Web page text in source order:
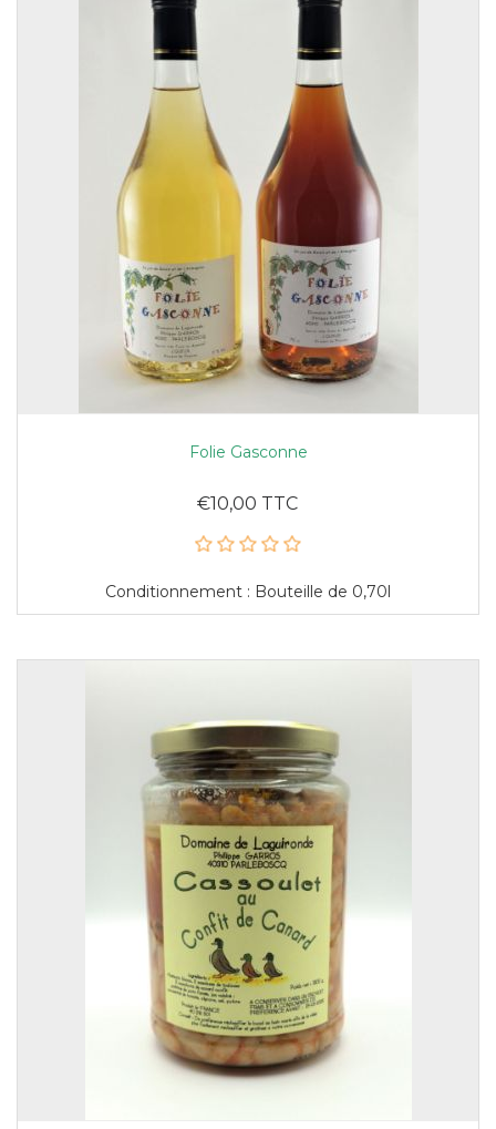
Folie Gasconne
€10,00 TTC
Conditionnement : Bouteille de 0,70l